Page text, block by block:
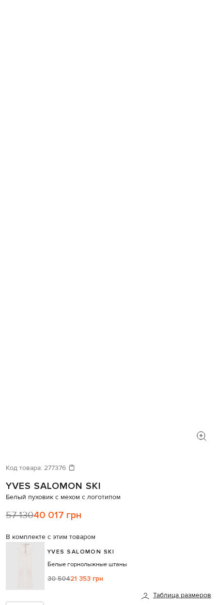
Код товара: 277376
YVES SALOMON SKI
Белый пуховик с мехом с логотипом
57 13040 017 грн
В комплекте с этим товаром
YVES SALOMON SKI
Белые горнолыжные штаны
30 50421 353 грн
Таблица размеров